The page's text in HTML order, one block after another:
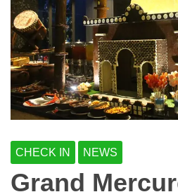
CHECK IN NEWS
Grand